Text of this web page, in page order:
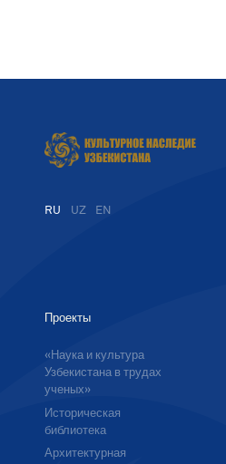
RU UZ EN
Проекты
«Наука и культура
Узбекистана в трудах
ученых»
Историческая
библиотека
Архитектурная